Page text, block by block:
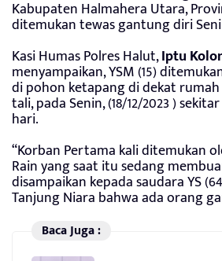
Kabupaten Halmahera Utara,
ditemukan tewas gantung diri
Kasi Humas Polres Halut,Iptu
menyampaikan, YSM (15)
di pohon ketapang di dekat
tali, pada Senin, (18/12/2023 )
hari.
“Korban Pertama kali ditemukan
Rain yang saat itu sedang
disampaikan kepada saudara YS
Tanjung Niara bahwa ada orang
Baca Juga :